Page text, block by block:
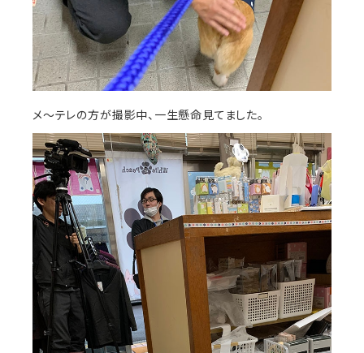
メ～テレの方が撮影中、一生懸命見てました。